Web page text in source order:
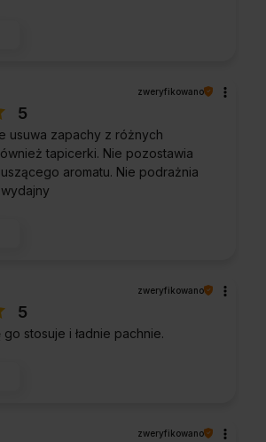
zweryfikowano
5
usuwa zapachy z różnych
tapicerki. Nie pozostawia
aromatu. Nie podrażnia
zweryfikowano
5
go stosuje i ładnie pachnie.
zweryfikowano